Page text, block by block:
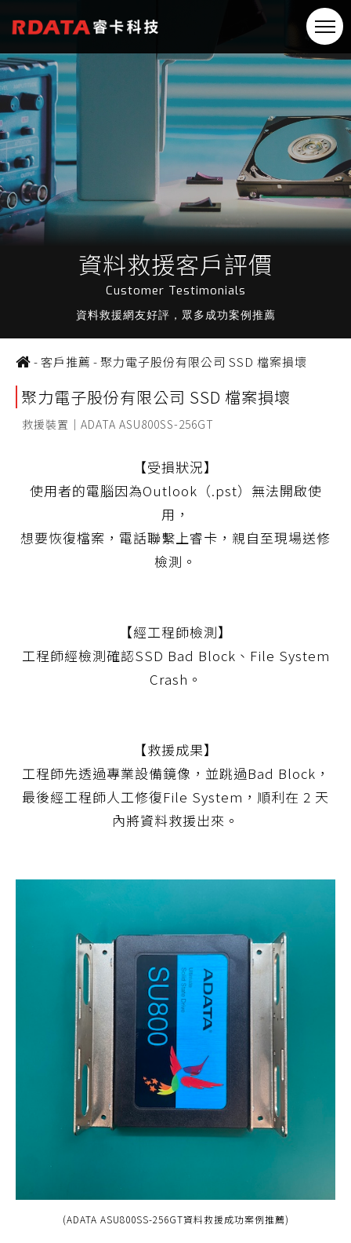
資料救援客戶評價
Customer Testimonials
資料救援網友好評，眾多成功案例推薦
-客戶推薦 -聚力電子股份有限公司 SSD 檔案損壞
聚力電子股份有限公司 SSD 檔案損壞
救援裝置｜ADATA ASU800SS-256GT
【受損狀況】
使用者的電腦因為Outlook（.pst）無法開啟使
用，
想要恢復檔案，電話聯繫上睿卡，親自至現場送修
檢測。
【經工程師檢測】
工程師經檢測確認SSD Bad Block、File System
Crash。
【救援成果】
工程師先透過專業設備鏡像，並跳過Bad Block，
最後經工程師人工修復File System，順利在 2 天
內將資料救援出來。
(ADATA ASU800SS-256GT資料救援成功案例推薦)